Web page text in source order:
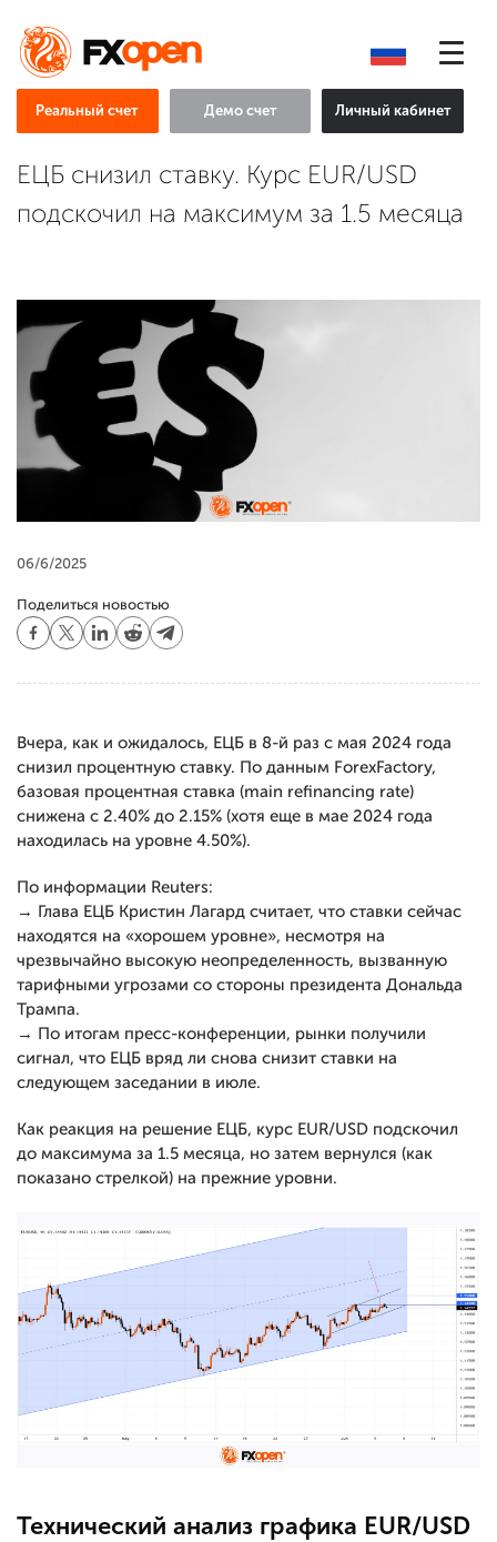
Реальный счет Демо счет Личный кабинет
ЕЦБ снизил ставку. Курс EUR/USD
подскочил на максимум за 1.5 месяца
06/6/2025
Поделиться новостью
Вчера, как и ожидалось, ЕЦБ в 8-й раз с мая 2024 года
снизил процентную ставку. По данным ForexFactory,
базовая процентная ставка (main refinancing rate)
снижена с 2.40% до 2.15% (хотя еще в мае 2024 года
находилась на уровне 4.50%).
По информации Reuters:
→ Глава ЕЦБ Кристин Лагард считает, что ставки сейчас
находятся на «хорошем уровне», несмотря на
чрезвычайно высокую неопределенность, вызванную
тарифными угрозами со стороны президента Дональда
Трампа.
→ По итогам пресс-конференции, рынки получили
сигнал, что ЕЦБ вряд ли снова снизит ставки на
следующем заседании в июле.
Как реакция на решение ЕЦБ, курс EUR/USD подскочил
до максимума за 1.5 месяца, но затем вернулся (как
показано стрелкой) на прежние уровни.
Технический анализ графика EUR/USD